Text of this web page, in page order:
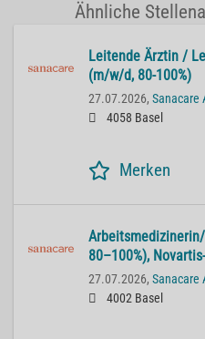
Ähnliche
Lei­ten­de Ärz­tin /
(m/w/d, 80-100%)
27.07.2026, Sanacare
4058 Basel
Merken
80–100%),
27.07.2026, Sanacare
4002 Basel